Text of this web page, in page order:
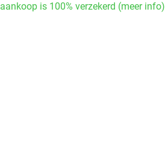
aankoop is 100% verzekerd (meer info)